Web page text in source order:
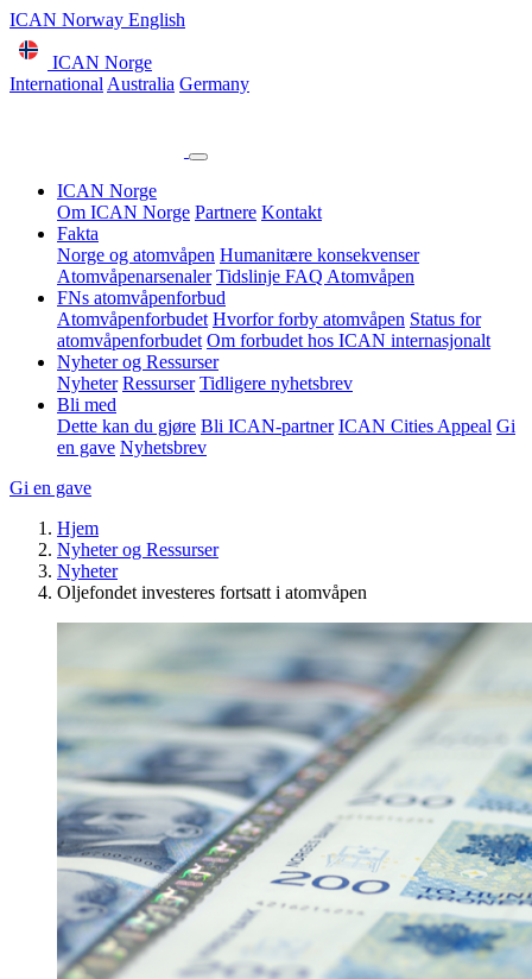
ICAN Norway English
ICAN Norge
International Australia Germany
ICAN Norge
Om ICAN Norge Partnere Kontakt
Fakta
Norge og atomvåpen Humanitære konsekvenser
Atomvåpenarsenaler Tidslinje FAQ Atomvåpen
FNs atomvåpenforbud
Atomvåpenforbudet Hvorfor forby atomvåpen Status for
atomvåpenforbudet Om forbudet hos ICAN internasjonalt
Nyheter og Ressurser
Nyheter Ressurser Tidligere nyhetsbrev
Bli med
Dette kan du gjøre Bli ICAN-partner ICAN Cities Appeal Gi
en gave Nyhetsbrev
Gi en gave
Hjem
Nyheter og Ressurser
Nyheter
Oljefondet investeres fortsatt i atomvåpen